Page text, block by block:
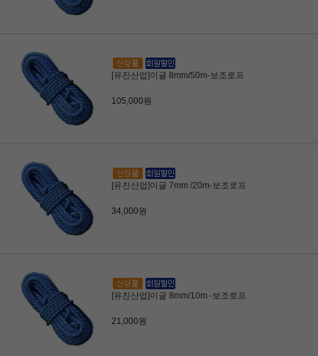
[유진산업]이글 8mm/50m-보조로프
105,000원
[유진산업]이글 7mm /20m-보조로프
34,000원
[유진산업]이글 8mm/10m -보조로프
21,000원